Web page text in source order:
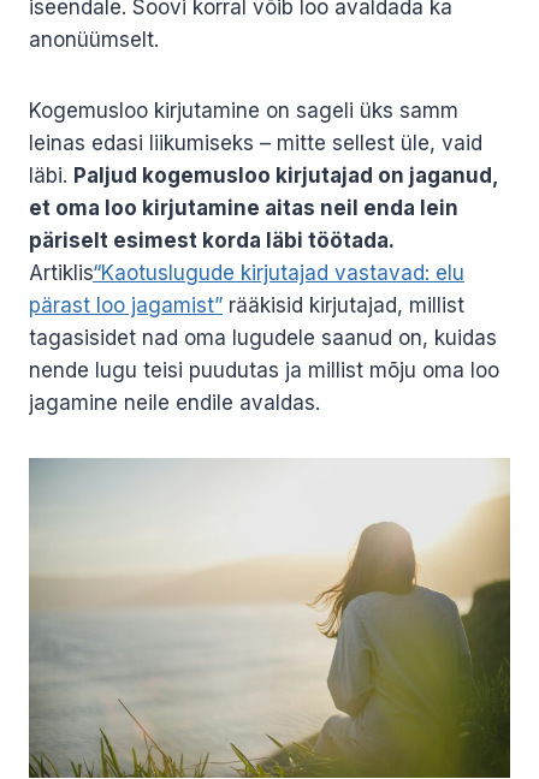
iseendale. Soovi korral võib loo avaldada ka
anonüümselt.
Kogemusloo kirjutamine on sageli üks samm
leinas edasi liikumiseks – mitte sellest üle, vaid
läbi. Paljud kogemusloo kirjutajad on jaganud,
et oma loo kirjutamine aitas neil enda lein
päriselt esimest korda läbi töötada.
Artiklis“Kaotuslugude kirjutajad vastavad: elu
pärast loo jagamist” rääkisid kirjutajad, millist
tagasisidet nad oma lugudele saanud on, kuidas
nende lugu teisi puudutas ja millist mõju oma loo
jagamine neile endile avaldas.